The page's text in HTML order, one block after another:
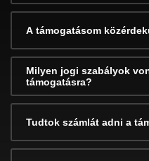
A támogatásom
Milyen jogi szabályok
támogatásra?
Tudtok számlát adni a